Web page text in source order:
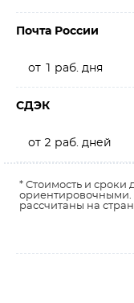
Почта России
от 1 раб. дня
СДЭК
от 2 раб. дней
* Стоимость и сроки
ориентировочными.
рассчитаны на